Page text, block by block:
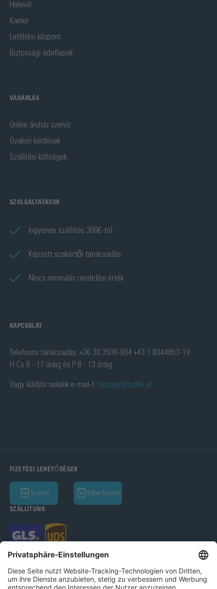
Hírlevél
Karrier
Letöltési központ
Biztonsági adatlapok
VÁSÁRLÁS
Online áruház szervíz
Gyakori kérdések
Szállítási költségek
SZOLGÁLTATÁSOK
Ingyenes szállítás 300€-tól
Képzett szakértői tanácsadás
Nincs minimális rendelési érték
KAPCSOLAT
Telefonos tanácsadás: +36 30 3938-994 +43 1 8044853-19
H-Cs 8 - 17 óráig és P 8 - 13 óráig
Vagy küldjön nekünk e-mail-t: hungary@bohle.at
FIZETÉSI LEHETŐSÉGEK
Számla Előre fizetés
SZÁLLÍTUNK